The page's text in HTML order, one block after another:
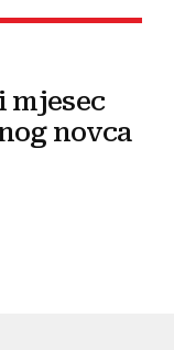
mjesec
novca